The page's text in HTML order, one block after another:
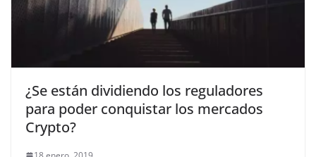
¿Se están dividiendo los reguladores
para poder conquistar los mercados
Crypto?